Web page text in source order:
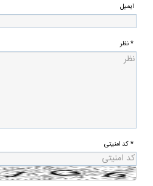
ایمیل
* نظر
* کد امنیتی